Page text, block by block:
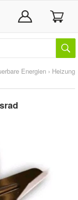
Energien › Heizung